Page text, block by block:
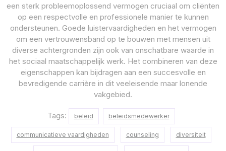
een sterk probleemoplossend vermogen cruciaal om cliënten
op een respectvolle en professionele manier te kunnen
ondersteunen. Goede luistervaardigheden en het vermogen
om een vertrouwensband op te bouwen met mensen uit
diverse achtergronden zijn ook van onschatbare waarde in
het sociaal maatschappelijk werk. Het combineren van deze
eigenschappen kan bijdragen aan een succesvolle en
bevredigende carrière in dit veeleisende maar lonende
vakgebied.
Tags: beleid beleidsmedewerker
communicatieve vaardigheden counseling diversiteit